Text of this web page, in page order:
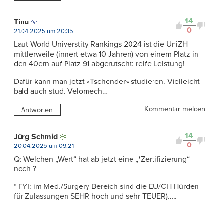
14
0
Tinu
21.04.2025 um 20:35
Laut World Universtity Rankings 2024 ist die UniZH
mittlerweile (innert etwa 10 Jahren) von einem Platz in
den 40ern auf Platz 91 abgerutscht: reife Leistung!
Dafür kann man jetzt «Tschender» studieren. Vielleicht
bald auch stud. Velomech…
Antworten Kommentar melden
14
0
Jürg Schmid
20.04.2025 um 09:21
Q: Welchen „Wert“ hat ab jetzt eine „*Zertifizierung“
noch ?
* FYI: im Med./Surgery Bereich sind die EU/CH Hürden
für Zulassungen SEHR hoch und sehr TEUER)…..